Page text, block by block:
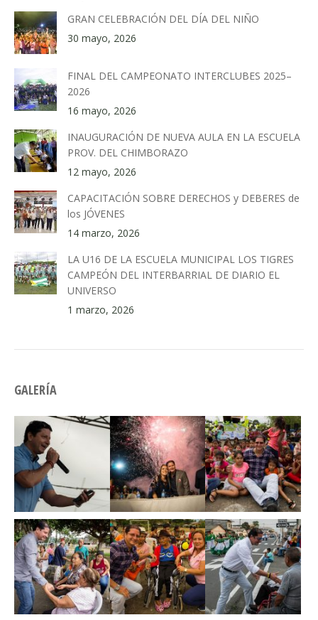
GRAN CELEBRACIÓN DEL DÍA DEL NIÑO
30 mayo, 2026
FINAL DEL CAMPEONATO INTERCLUBES 2025–
2026
16 mayo, 2026
INAUGURACIÓN DE NUEVA AULA EN LA ESCUELA
PROV. DEL CHIMBORAZO
12 mayo, 2026
CAPACITACIÓN SOBRE DERECHOS y DEBERES de
los JÓVENES
14 marzo, 2026
LA U16 DE LA ESCUELA MUNICIPAL LOS TIGRES
CAMPEÓN DEL INTERBARRIAL DE DIARIO EL
UNIVERSO
1 marzo, 2026
GALERÍA